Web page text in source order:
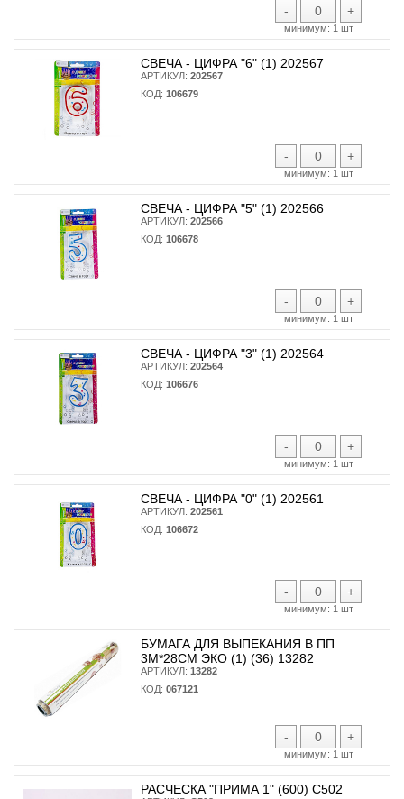
- +
минимум: 1 шт
СВЕЧА - ЦИФРА "6" (1) 202567
АРТИКУЛ: 202567
КОД: 106679
- +
минимум: 1 шт
СВЕЧА - ЦИФРА "5" (1) 202566
АРТИКУЛ: 202566
КОД: 106678
- +
минимум: 1 шт
СВЕЧА - ЦИФРА "3" (1) 202564
АРТИКУЛ: 202564
КОД: 106676
- +
минимум: 1 шт
СВЕЧА - ЦИФРА "0" (1) 202561
АРТИКУЛ: 202561
КОД: 106672
- +
минимум: 1 шт
БУМАГА ДЛЯ ВЫПЕКАНИЯ В ПП
3М*28СМ ЭКО (1) (36) 13282
АРТИКУЛ: 13282
КОД: 067121
- +
минимум: 1 шт
РАСЧЕСКА "ПРИМА 1" (600) С502